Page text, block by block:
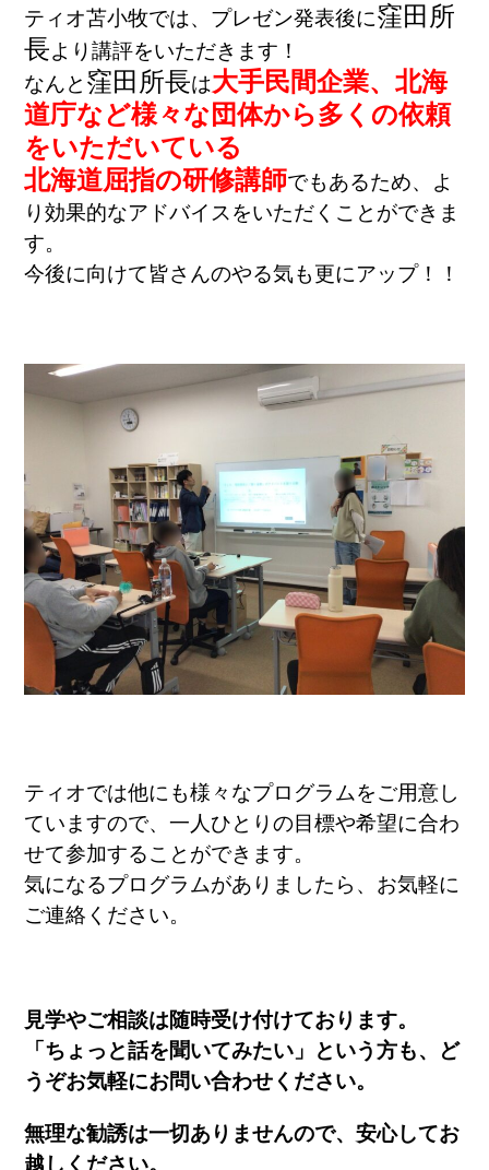
ティオ苫小牧では、プレゼン発表後に窪田所
長より講評をいただきます！
なんと 窪田所長は大手民間企業、北海
道庁など様々な団体から多くの依頼
をいただいている
北海道屈指の研修講師でもあるため、よ
り効果的なアドバイスをいただくことができま
す。
今後に向けて皆さんのやる気も更にアップ！！
ティオでは他にも様々なプログラムをご用意し
ていますので、一人ひとりの目標や希望に合わ
せて参加することができます。
気になるプログラムがありましたら、お気軽に
ご連絡ください。
見学やご相談は随時受け付けております。
「ちょっと話を聞いてみたい」という方も、
ど
うぞお気軽にお問い合わせください。
無理な勧誘は一切ありませんので、安心してお
越しください。